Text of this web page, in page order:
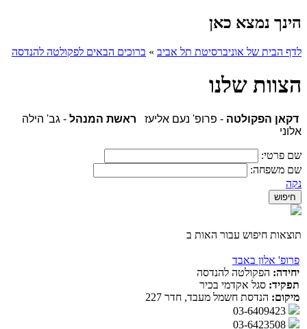
הינך נמצא כאן
לדף הבית של אוניברסיטת תל אביב » ברוכים הבאים לפקולטה להנדסה
הצוות שלנו
דקאן הפקולטה - פרופ' נעם אליעז ראשת המנהל - גב' הילה
אלוני
שם פרטי:
שם משפחה:
נקה
תוצאות חיפוש עבור האות ב
פרופ' אלון באבד
יחידה: הפקולטה להנדסה
תפקיד: סגל אקדמי בכיר
מיקום: הנדסת חשמל מעבד, חדר 227